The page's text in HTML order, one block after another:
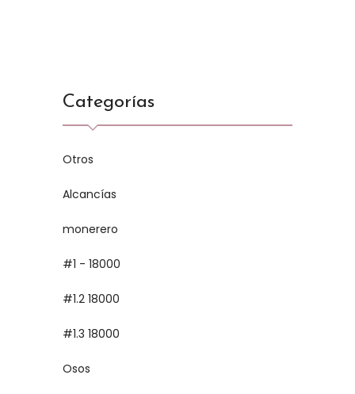
Categorías
Otros
Alcancías
monerero
#1 - 18000
#1.2 18000
#1.3 18000
Osos